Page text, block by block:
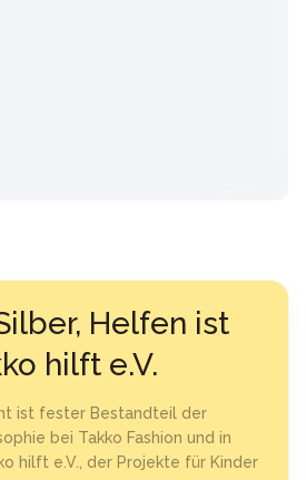
Helfen ist
hilft e.V.
ist fester Bestandteil der
bei Takko Fashion und in
hilft e.V., der Projekte für Kinder